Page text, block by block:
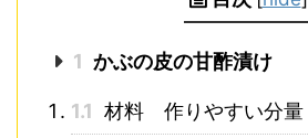
1 かぶの皮の甘酢漬け
1.1 材料 作りやすい分量